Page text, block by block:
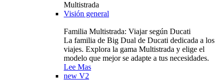
Multistrada
Visión general
Familia Multistrada: Viajar según Ducati
La familia de Big Dual de Ducati dedicada a los
viajes. Explora la gama Multistrada y elige el
modelo que mejor se adapte a tus necesidades.
Lee Mas
new V2